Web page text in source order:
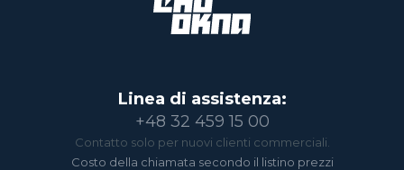
Linea di assistenza:
+48 32 459 15 00
Contatto solo per nuovi clienti commerciali.
Costo della chiamata secondo il listino prezzi